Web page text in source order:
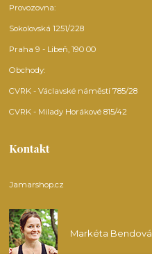
Provozovna:
Sokolovská 1251/228
Praha 9 - Libeň, 190 00
Obchody:
CVRK - Václavské náměstí 785/28
CVRK - Milady Horákové 815/42
Kontakt
Jamarshop.cz
Markéta Bendová